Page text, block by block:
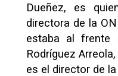
Dueñez, es
directora de la
estaba al frente
Rodríguez
es el director de